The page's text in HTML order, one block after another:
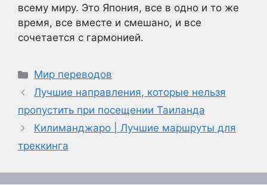
всему миру. Это Япония, все в одно и то же
время, все вместе и смешано, и все
сочетается с гармонией.
Рубрики
Мир переводов
Лучшие направления, которые нельзя
пропустить при посещении Таиланда
Килиманджаро | Лучшие маршруты для
треккинга